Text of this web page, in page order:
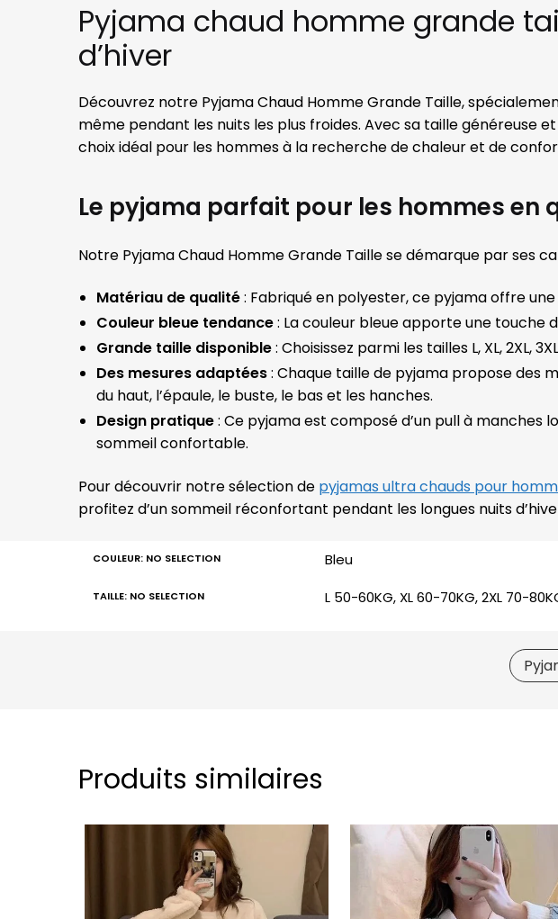
Pyjama chaud homme grande
d’hiver
Découvrez notre Pyjama Chaud Homme Grande Taille,
même pendant les nuits les plus froides. Avec sa taille généreuse
choix idéal pour les hommes à la recherche de chaleur et de
Le pyjama parfait pour les hommes en
Notre Pyjama Chaud Homme Grande Taille se démarque par ses
Matériau de qualité: Fabriqué en polyester, ce pyjama offre
Couleur bleue tendance: La couleur bleue apporte une
Grande taille disponible: Choisissez parmi les tailles L, XL, 2XL,
Des mesures adaptées: Chaque taille de pyjama propose des
du haut, l’épaule, le buste, le bas et les hanches.
Design pratique: Ce pyjama est composé d’un pull à
sommeil confortable.
Pour découvrir notre sélection de pyjamas ultra chauds pour
profitez d’un sommeil réconfortant pendant les longues nuits
COULEUR: NO SELECTION Bleu
TAILLE: NO SELECTION L 50-60KG, XL 60-70KG, 2XL 70-
Produits similaires